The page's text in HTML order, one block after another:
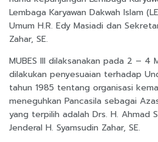
Lembaga Karyawan Dakwah Islam
Umum H.R. Edy Masiadi dan
Zahar, SE.
MUBES III dilaksanakan pada 2 – 4
dilakukan penyesuaian terhadap
tahun 1985 tentang organisasi
meneguhkan Pancasila sebagai
yang terpilih adalah Drs. H. Ahmad
Jenderal H. Syamsudin Zahar, SE.